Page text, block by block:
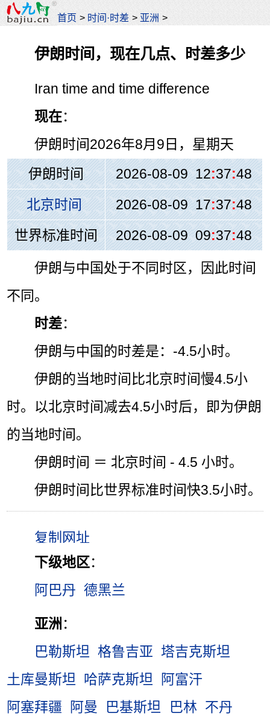
首页 > 时间·时差 > 亚洲 >
伊朗时间，现在几点、时差多少
Iran time and time difference
现在：
伊朗时间2026年8月9日，星期天
伊朗时间
2026-08-09 12:37:48
北京时间
2026-08-09 17:37:48
世界标准时间
2026-08-09 09:37:48
伊朗与中国处于不同时区，因此时间
不同。
时差：
伊朗与中国的时差是：-4.5小时。
伊朗的当地时间比北京时间慢4.5小
时。以北京时间减去4.5小时后，即为伊朗
的当地时间。
伊朗时间 ＝ 北京时间 - 4.5 小时。
伊朗时间比世界标准时间快3.5小时。
下级地区：
阿巴丹 德黑兰
亚洲 ：
巴勒斯坦 格鲁吉亚 塔吉克斯坦
土库曼斯坦
哈萨克斯坦
阿富汗
阿塞拜疆
阿曼 巴基斯坦 巴林 不丹